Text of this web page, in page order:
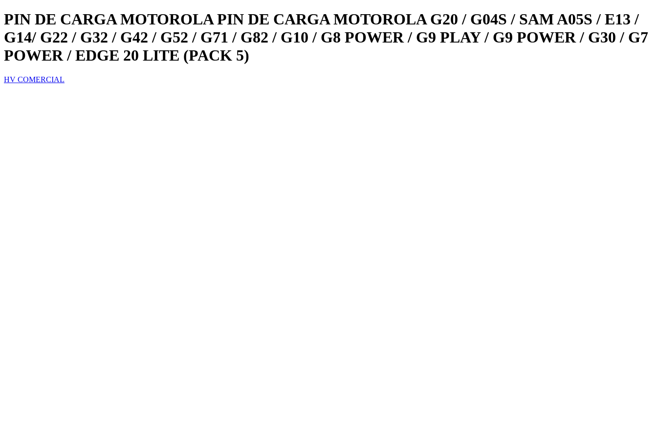
PIN DE CARGA MOTOROLA PIN DE CARGA MOTOROLA G20 / G04S / SAM A05S / E13 /
G14/ G22 / G32 / G42 / G52 / G71 / G82 / G10 / G8 POWER / G9 PLAY / G9 POWER / G30 / G7
POWER / EDGE 20 LITE (PACK 5)
HV COMERCIAL